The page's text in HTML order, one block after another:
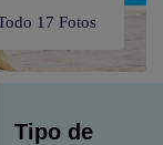
17 Fotos
Tipo de